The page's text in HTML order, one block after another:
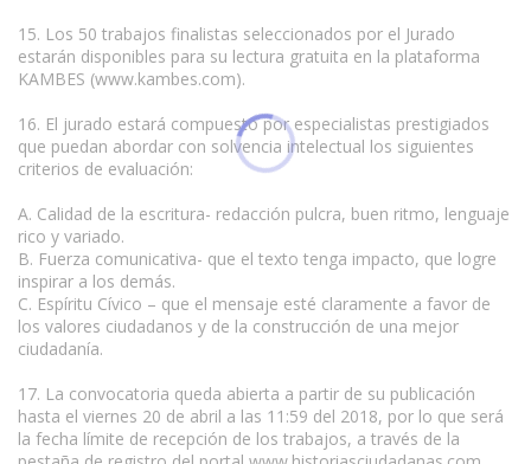
15. Los 50 trabajos finalistas seleccionados por el Jurado
estarán disponibles para su lectura gratuita en la plataforma
KAMBES (www.kambes.com).
16. El jurado estará compuesto por especialistas prestigiados
que puedan abordar con solvencia intelectual los siguientes
criterios de evaluación:
A. Calidad de la escritura- redacción pulcra, buen ritmo, lenguaje
rico y variado.
B. Fuerza comunicativa- que el texto tenga impacto, que logre
inspirar a los demás.
C. Espíritu Cívico – que el mensaje esté claramente a favor de
los valores ciudadanos y de la construcción de una mejor
ciudadanía.
17. La convocatoria queda abierta a partir de su publicación
hasta el viernes 20 de abril a las 11:59 del 2018, por lo que será
la fecha límite de recepción de los trabajos, a través de la